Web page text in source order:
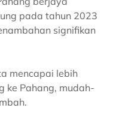
pada tahun 2023
signifikan
mencapai lebih
ke Pahang, mudah-